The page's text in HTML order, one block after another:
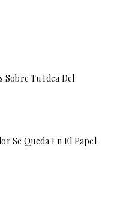
Sobre Tu Idea Del
Se Queda En El Papel